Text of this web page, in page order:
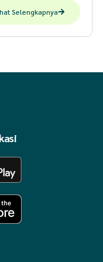
Selengkapnya